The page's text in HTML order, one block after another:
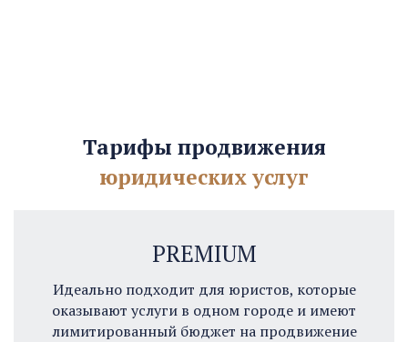
Тарифы продвижения
юридических услуг
PREMIUM
Идеально подходит для юристов, которые
оказывают услуги в одном городе и имеют
лимитированный бюджет на продвижение